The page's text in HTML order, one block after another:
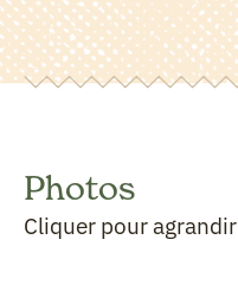
Photos
Cliquer pour agrandir